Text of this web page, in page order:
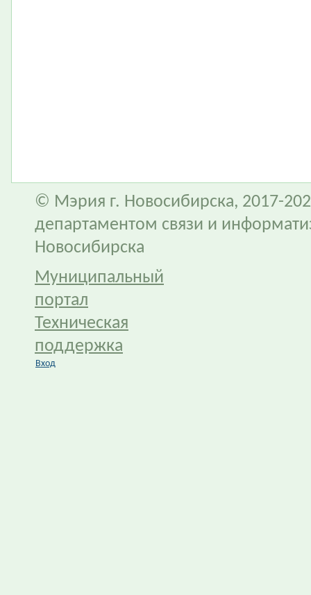
© Мэрия г. Новосибирска, 2017-
департаментом связи и
Новосибирска
Муниципальный
портал
Техническая
поддержка
Вход